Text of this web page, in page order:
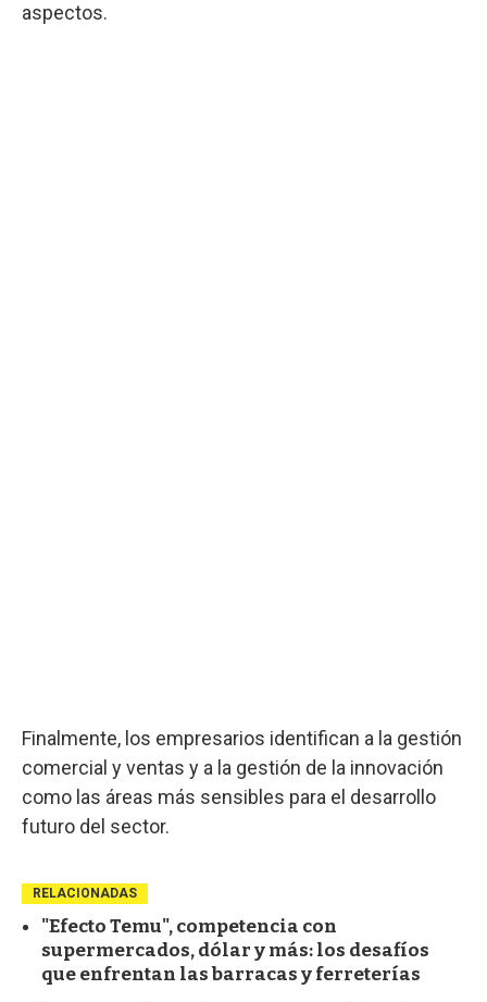
aspectos.
Finalmente, los empresarios identifican a la gestión
comercial y ventas y a la gestión de la innovación
como las áreas más sensibles para el desarrollo
futuro del sector.
RELACIONADAS
"Efecto Temu", competencia con
supermercados, dólar y más: los desafíos
que enfrentan las barracas y ferreterías